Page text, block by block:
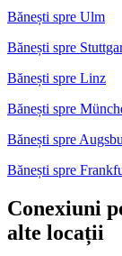
Bănești spre Ulm
Bănești spre
Bănești spre Linz
Bănești spre
Bănești spre
Bănești spre
Conexiuni
alte locații